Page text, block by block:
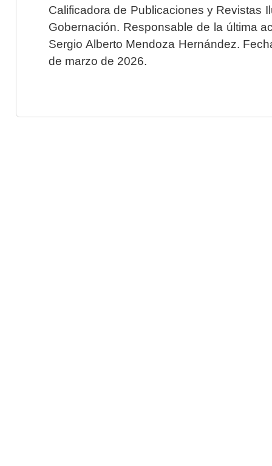
Calificadora de Publicaciones y Revistas
Gobernación. Responsable de la última
Sergio Alberto Mendoza Hernández.
de marzo de 2026.